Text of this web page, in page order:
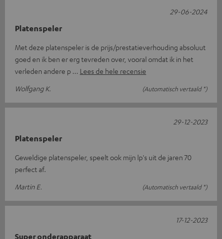
Platenspeler
Met deze platenspeler is de prijs/prestatieverhouding absoluut
goed en ik ben er erg tevreden over, vooral omdat ik in het
verleden andere p
Lees de hele recensie
Wolfgang K.
(Automatisch vertaald *)
29-06-2024
Platenspeler
Geweldige platenspeler, speelt ook mijn lp's uit de jaren 70
perfect af.
Martin E.
(Automatisch vertaald *)
29-12-2023
Super onderapparaat
17-12-2023